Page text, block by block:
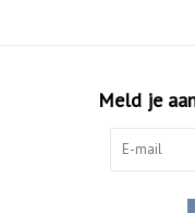
Meld je